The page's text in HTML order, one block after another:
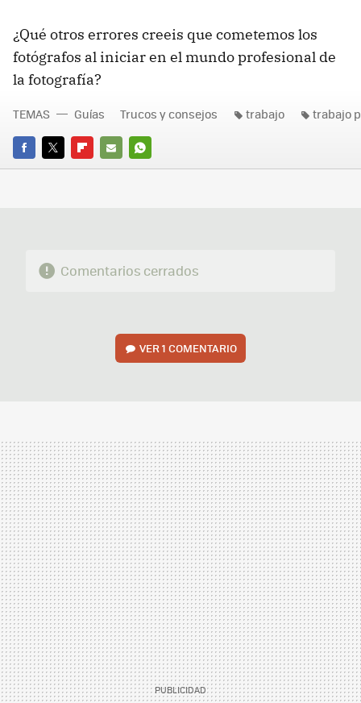
¿Qué otros errores creeis que cometemos los
fotógrafos al iniciar en el mundo profesional de
la fotografía?
FACEBOOK
TWITTERFLIPBOARD
E-
WHATSAPP
TEMAS Guías Trucos y consejos trabajo trabajo
Comentarios cerrados
VER1 COMENTARIO